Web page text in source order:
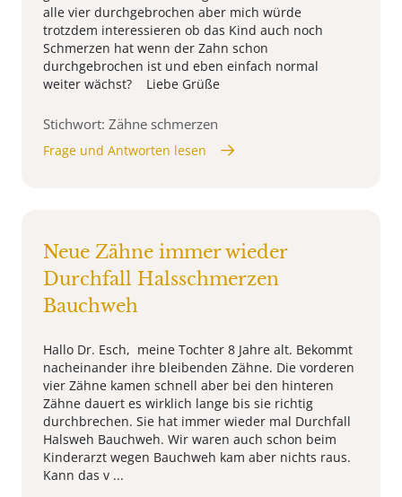
alle vier durchgebrochen aber mich würde
trotzdem interessieren ob das Kind auch noch
Schmerzen hat wenn der Zahn schon
durchgebrochen ist und eben einfach normal
weiter wächst? Liebe Grüße
Stichwort: Zähne schmerzen
Frage und Antworten lesen
Neue Zähne immer wieder
Durchfall Halsschmerzen
Bauchweh
Hallo Dr. Esch, meine Tochter 8 Jahre alt. Bekommt
nacheinander ihre bleibenden Zähne. Die vorderen
vier Zähne kamen schnell aber bei den hinteren
Zähne dauert es wirklich lange bis sie richtig
durchbrechen. Sie hat immer wieder mal Durchfall
Halsweh Bauchweh. Wir waren auch schon beim
Kinderarzt wegen Bauchweh kam aber nichts raus.
Kann das v ...